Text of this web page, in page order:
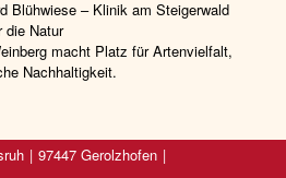
Blühwiese – Klinik am Steigerwald
die Natur
macht Platz für Artenvielfalt,
Nachhaltigkeit.
97447 Gerolzhofen